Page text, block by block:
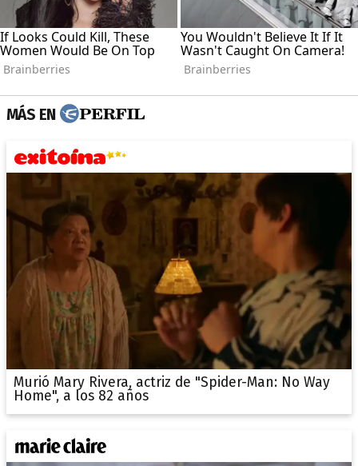
MÁS EN
Murió Mary Rivera, actriz de "Spider-Man: No Way
Home", a los 82 años